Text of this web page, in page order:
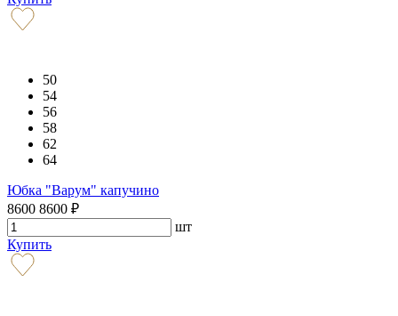
50
54
56
58
62
64
Юбка "Варум" капучино
8600 8600 ₽
шт
Купить